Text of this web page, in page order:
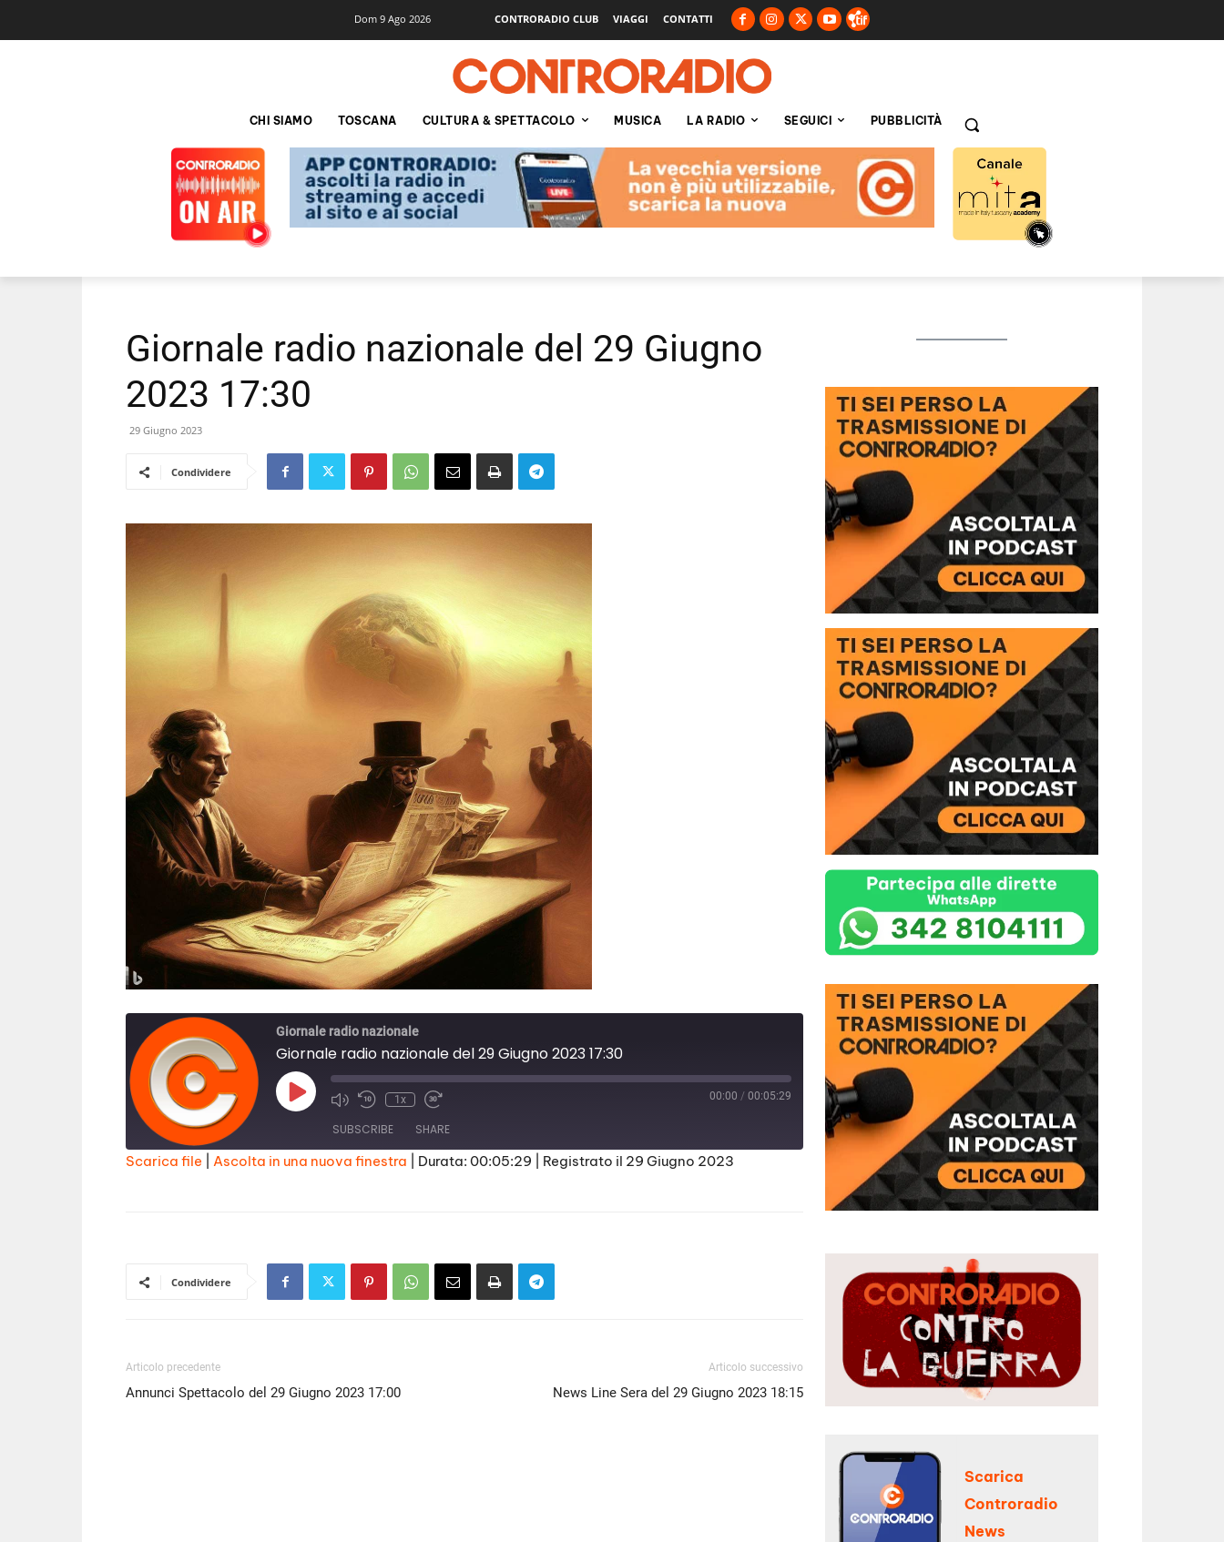
Dom 9 Ago 2026 CONTRORADIO CLUB VIAGGI CONTATTI
CHI SIAMO TOSCANA CULTURA & SPETTACOLO MUSICA LA RADIO SEGUICI PUBBLICITÀ
Giornale radio nazionale del 29 Giugno
2023 17:30
29 Giugno 2023
Condividere
Giornale radio nazionale
Giornale radio nazionale del 29 Giugno 2023 17:30
Play
Episode
1x 00:00 / 00:05:29
SUBSCRIBE SHARE
Scarica file Ascolta in una nuova finestra Durata: 00:05:29 Registrato il 29 Giugno 2023
Condividere
Articolo precedente
Annunci Spettacolo del 29 Giugno 2023 17:00
Articolo successivo
News Line Sera del 29 Giugno 2023 18:15
Scarica
Controradio
News